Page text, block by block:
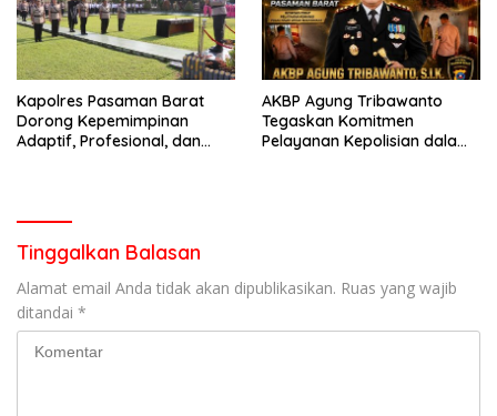
Kapolres Pasaman Barat
Dorong Kepemimpinan
Adaptif, Profesional, dan
AKBP Agung Tribawanto
Tegaskan Komitmen
Pelayanan Kepolisian dalam
Tinggalkan Balasan
Alamat email Anda tidak akan dipublikasikan. Ruas yang wajib
ditandai *